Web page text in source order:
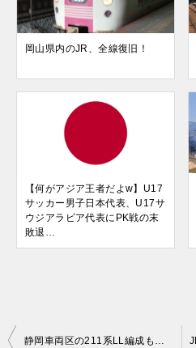
岡山県内のJR、全線復旧！
【何がアジア王者だよw】U17
サッカー男子日本代表、U17サ
ウジアラビア代表にPK戦の末
敗退…
投
静岡車両区の211系LL編成も三岐鉄道譲渡で稼働編成急減！年内にも引退か？